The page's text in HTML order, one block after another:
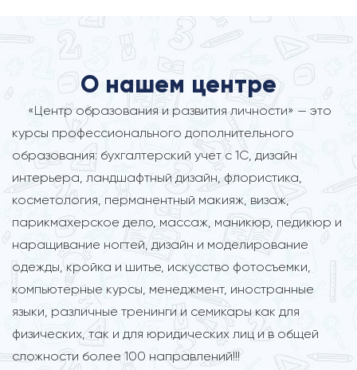
О нашем центре
«Центр образования и развития личности» — это
курсы профессионального дополнительного
образования: бухгалтерский учет с 1С, дизайн
интерьера, ландшафтный дизайн, флористика,
косметология, перманентный макияж, визаж,
парикмахерское дело, массаж, маникюр, педикюр и
наращивание ногтей, дизайн и моделирование
одежды, кройка и шитье, искусство фотосъемки,
компьютерные курсы, менеджмент, иностранные
языки, различные тренинги и семикары как для
физических, так и для юридических лиц и в общей
сложности более 100 направлений!!!